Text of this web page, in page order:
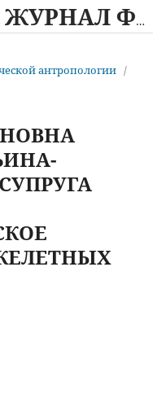
РОССИЙСКИЙ ЖУРНАЛ ФИЗИЧЕСКОЙ АНТРОПОЛОГИИ
антропологии /